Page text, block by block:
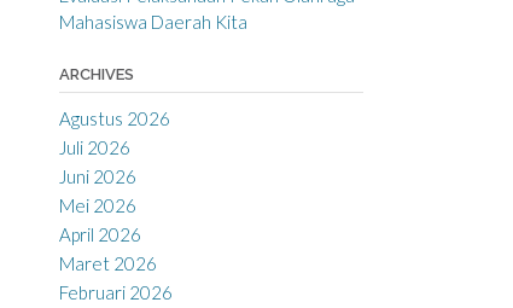
Mahasiswa Daerah Kita
ARCHIVES
Agustus 2026
Juli 2026
Juni 2026
Mei 2026
April 2026
Maret 2026
Februari 2026